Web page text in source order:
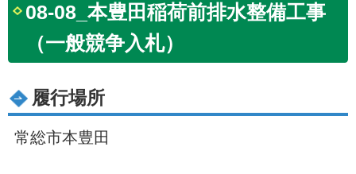
08-08_本豊田稲荷前排水整備工事
（一般競争入札）
履行場所
常総市本豊田